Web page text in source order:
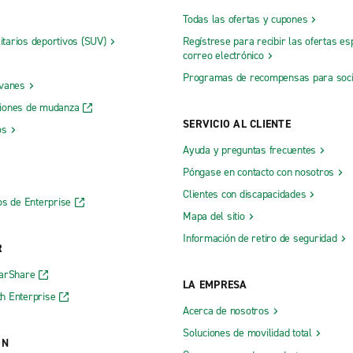
deportivos (SUV)
de mudanza
de Enterprise
Enterprise
Todas las ofertas y cupones
Regístrese para recibir las ofertas
correo electrónico
Programas de recompensas para
SERVICIO AL CLIENTE
Ayuda y preguntas frecuentes
Póngase en contacto con nosotros
Clientes con discapacidades
Mapa del sitio
Información de retiro de seguridad
LA EMPRESA
Acerca de nosotros
Soluciones de movilidad total